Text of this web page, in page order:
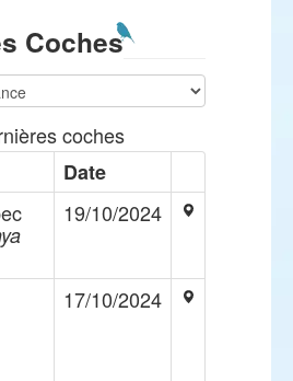
Coches
coches
Date
19/10/2024
17/10/2024